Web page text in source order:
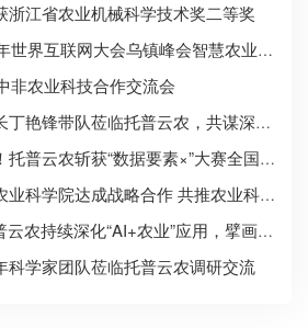
浙江省农业机械科学技术奖二等奖
托普云农协办2025年世界互联网大会乌镇峰会智慧农业论坛并做主旨报告
非农业科技合作交流会
南京农业大学副校长丁艳锋带队莅临托普云农，共谋深化战略合作
数据要素赋能粮安！托普云农斩获“数据要素×”大赛全国总决赛现代农业赛道一等奖
托普云农与浙江省农业科学院达成战略合作 共推农业科技高质量发展
全产品AI赋能！托普云农持续深化“AI+农业”应用，擘画智慧农业新蓝图
科学家团队莅临托普云农调研交流